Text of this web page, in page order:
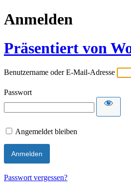
Anmelden
Präsentiert von
Benutzername oder E-Mail-Adresse
Passwort
Angemeldet bleiben
Passwort vergessen?